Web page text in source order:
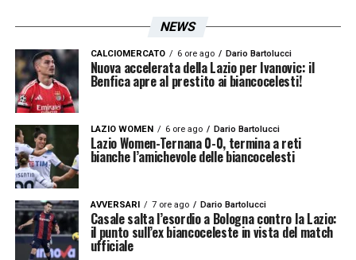
creata con la Salernitana. Fino al 2028 può
tenere entrambe le società».
LA PLAYLIST DELLE NOSTRE TOP NEWS
NEWS
CALCIOMERCATO 6 ore ago Dario Bartolucci
Nuova accelerata della Lazio per Ivanovic: il
Benfica apre al prestito ai biancocelesti!
LAZIO WOMEN 6 ore ago Dario Bartolucci
Lazio Women-Ternana 0-0, termina a reti
bianche l’amichevole delle biancocelesti
AVVERSARI 7 ore ago Dario Bartolucci
Casale salta l’esordio a Bologna contro la Lazio:
il punto sull’ex biancoceleste in vista del match
ufficiale